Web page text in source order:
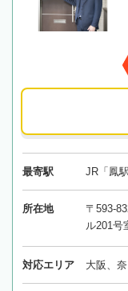
最寄駅 JR「鳳
所在地
〒593-
ル201号
対応エリア 大阪、